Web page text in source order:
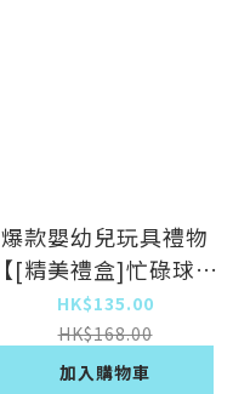
爆款嬰幼兒玩具禮物
【[精美禮盒]忙碌球四
面體】
HK$135.00
HK$168.00
加入購物車